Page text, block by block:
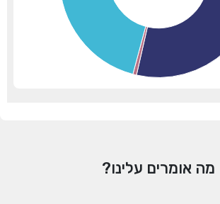
מה אומרים עלינו?